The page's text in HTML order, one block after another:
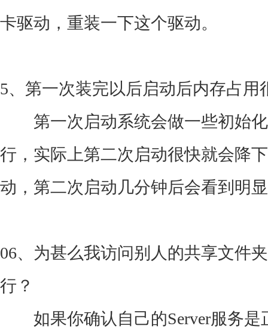
卡驱动，重装一下这个驱动。
5、第一次装完以后启动后内存占用
第一次启动系统会做一些初始化
行，实际上第二次启动很快就会降
动，第二次启动几分钟后会看到明
06、为甚么我访问别人的共享文件
行？
如果你确认自己的Server服务是